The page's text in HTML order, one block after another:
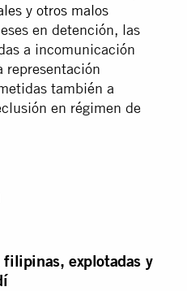
y otros malos
en detención, las
a incomunicación
representación
también a
en régimen de
filipinas, explotadas y